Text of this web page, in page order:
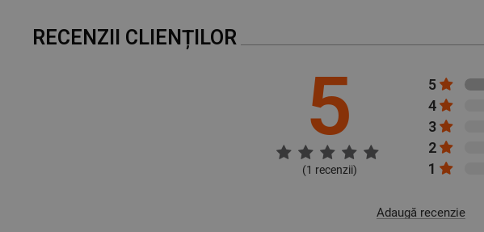
RECENZII CLIENȚILOR
5
(1 recenzii)
5
4
3
2
1
Adaugă recenzie